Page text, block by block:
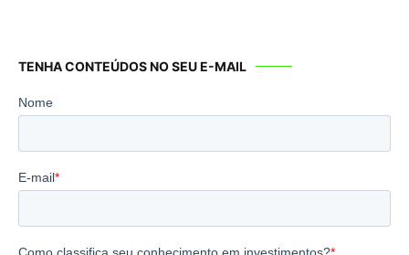
TENHA CONTEÚDOS NO SEU E-MAIL